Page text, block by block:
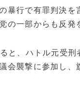
暴行で有罪判決
の一部からも反発
と、ハトル元受
会襲撃に参加し